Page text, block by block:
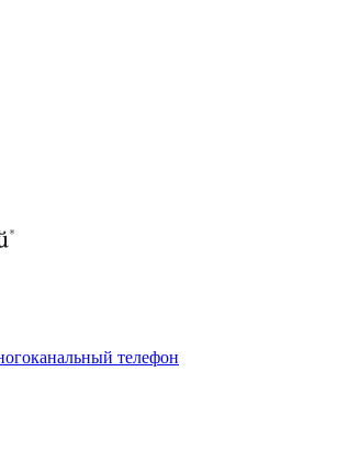
телефон